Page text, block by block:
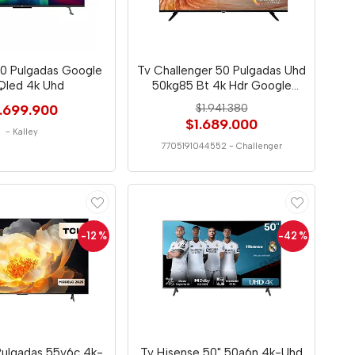
Pulgadas Google
4k Uhd
- Kalley
Tv Challenger 50 Pulgadas Uhd
50kg85 Bt 4k Hdr Google
4552
$1.941.380
$1.689.000
7705191044552 -Challenger
-12 % -42 %